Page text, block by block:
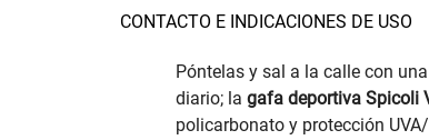
CONTACTO E INDICACIONES DE USO
Póntelas y sal a la calle con
diario; la gafa deportiva Spicoli
policarbonato y protección